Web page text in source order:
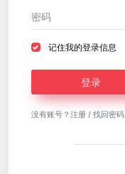
记住我的登录信息
登录
没有账号？ 注册 / 找回密码